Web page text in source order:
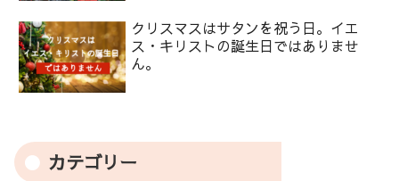
クリスマスはサタンを祝う日。イエ
ス・キリストの誕生日ではありませ
ん。
カテゴリー